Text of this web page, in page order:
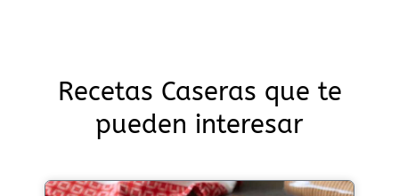
Recetas Caseras que te
pueden interesar